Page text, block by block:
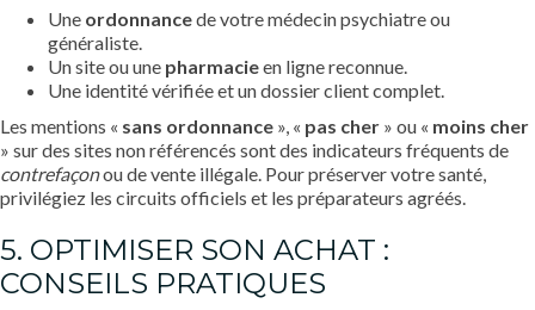
Une ordonnancede votre médecin psychiatre ou
généraliste.
Un site ou une pharmacieen ligne reconnue.
Une identité vérifiée et un dossier client complet.
Les mentions « sans ordonnance », « pas cher » ou « moins cher
» sur des sites non référencés sont des indicateurs fréquents de
contrefaçonou de vente illégale. Pour préserver votre santé,
privilégiez les circuits officiels et les préparateurs agréés.
5. OPTIMISER SON ACHAT :
CONSEILS PRATIQUES